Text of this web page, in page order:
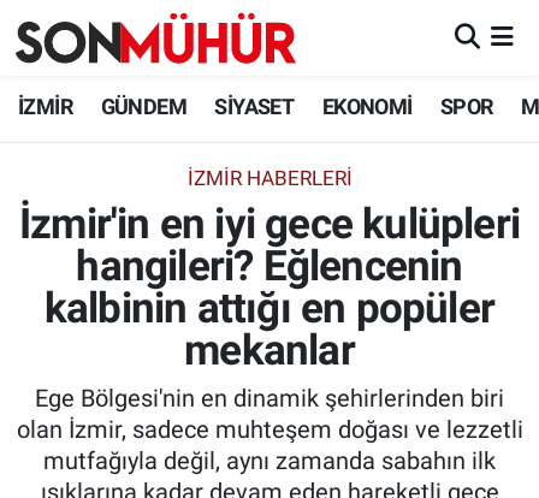
İZMİR GÜNDEM SİYASET EKONOMİ SPOR
İZMIR HABERLERI
İzmir'in en iyi gece kulüpleri
hangileri? Eğlencenin
kalbinin attığı en popüler
mekanlar
Ege Bölgesi'nin en dinamik şehirlerinden biri
olan İzmir, sadece muhteşem doğası ve lezzetli
mutfağıyla değil, aynı zamanda sabahın ilk
ışıklarına kadar devam eden hareketli gece
İzmir Nöbetçi Eczaneler
İzmir Namaz Vakitleri
İzmir Trafik Yoğunluk Haritası
Süper Lig Puan Durumu ve Fikstür
Tüm Manşetler
Son Dakika Haberleri